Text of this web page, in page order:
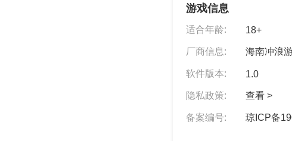
游戏信息
适合年龄: 18+
厂商信息: 海南冲浪
软件版本: 1.0
隐私政策: 查看 >
备案编号: 琼ICP备